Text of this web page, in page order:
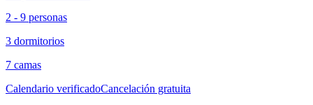
2 - 9 personas
3 dormitorios
7 camas
Calendario verificadoCancelación gratuita